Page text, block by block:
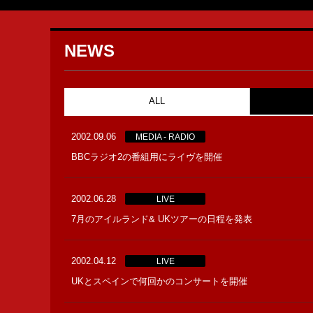
NEWS
ALL
2002.09.06 MEDIA - RADIO
BBCラジオ2の番組用にライヴを開催
2002.06.28 LIVE
7月のアイルランド& UKツアーの日程を発表
2002.04.12 LIVE
UKとスペインで何回かのコンサートを開催